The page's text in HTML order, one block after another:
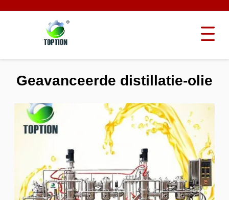
Geavanceerde distillatie-olie